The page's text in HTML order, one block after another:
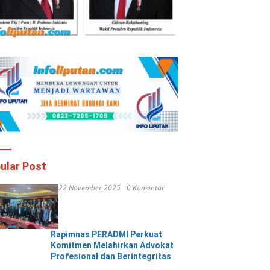
Post
22 November 2025 0 Komentar
Rapimnas PERADMI Perkuat
Komitmen Melahirkan Advokat
Profesional dan Berintegritas